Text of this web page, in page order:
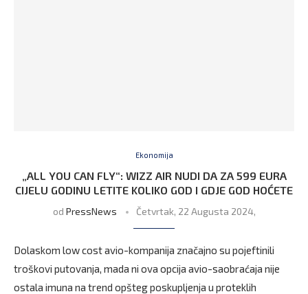
Ekonomija
„ALL YOU CAN FLY“: WIZZ AIR NUDI DA ZA 599 EURA
CIJELU GODINU LETITE KOLIKO GOD I GDJE GOD HOĆETE
od PressNews Četvrtak, 22 Augusta 2024,
Dolaskom low cost avio-kompanija značajno su pojeftinili
troškovi putovanja, mada ni ova opcija avio-saobraćaja nije
ostala imuna na trend opšteg poskupljenja u proteklih